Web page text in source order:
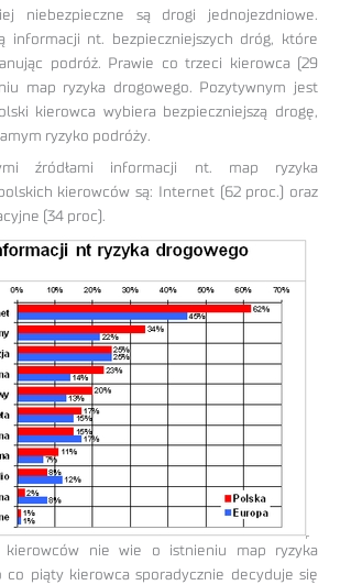
niebezpieczne są drogi jednojezdniowe.
informacji nt. bezpieczniejszych dróg, które
podróż. Prawie co trzeci kierowca (29
map ryzyka drogowego. Pozytywnym jest
kierowca wybiera bezpieczniejszą drogę,
ryzyko podróży.
źródłami informacji nt. map ryzyka
kierowców są: Internet (62 proc.) oraz
(34 proc).
nie wie o istnieniu map ryzyka
co piąty kierowca sporadycznie decyduje się